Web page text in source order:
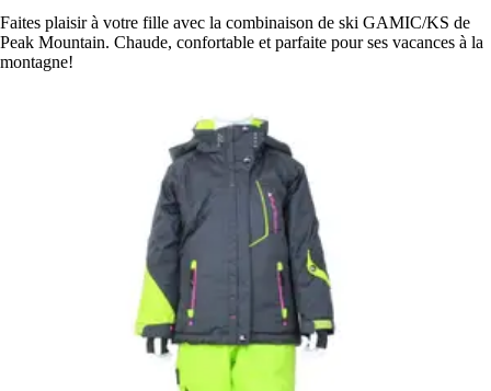
Faites plaisir à votre fille avec la combinaison de ski GAMIC/KS de
Peak Mountain. Chaude, confortable et parfaite pour ses vacances à la
montagne!